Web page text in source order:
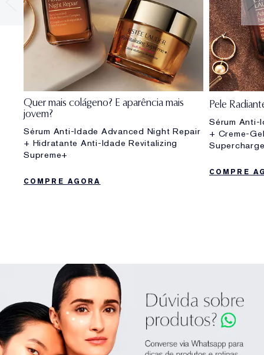
Quer mais colágeno? E aparência mais
jovem?
Sérum Anti-Idade Advanced Night Repair
+ Hidratante Anti-Idade Revitalizing
Supreme+
COMPRE AGORA
Pele
Sérum Anti-
+ Creme-
COMPRE